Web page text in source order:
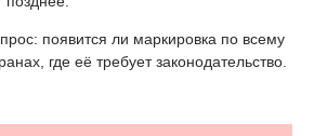
появится ли маркировка по всему
где её требует законодательство.